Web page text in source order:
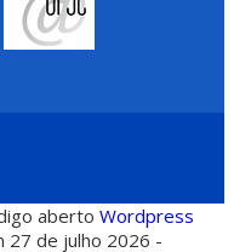
abertoWordpress
27 de julho 2026 -